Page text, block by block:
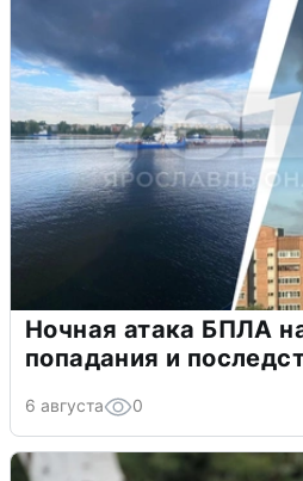
Ночная атака БПЛА
попадания и
6 августа 0